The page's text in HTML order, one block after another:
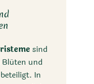
sind
und
In